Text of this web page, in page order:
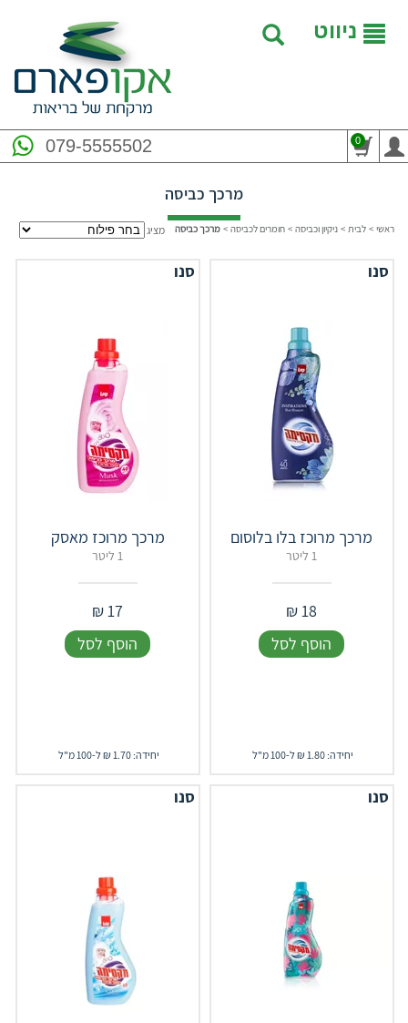
ניווט
079-5555502 0
מרכך כביסה
ראשי > לבית > ניקיון וכביסה > חומרים לכביסה > מרכך כביסה מציג
סנו
מרכך מרוכז בלו בלוסום
1 ליטר
18
₪
הוסף לסל
יחידה: 1.80 ₪ ל-100 מ"ל
סנו
מרכך מרוכז מאסק
1 ליטר
17
₪
הוסף לסל
יחידה: 1.70 ₪ ל-100 מ"ל
סנו סנו